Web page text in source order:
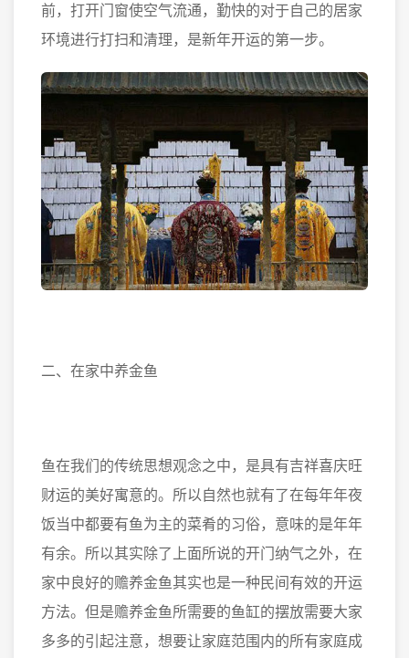
前，打开门窗使空气流通，勤快的对于自己的居家
环境进行打扫和清理，是新年开运的第一步。
二、在家中养金鱼
鱼在我们的传统思想观念之中，是具有吉祥喜庆旺
财运的美好寓意的。所以自然也就有了在每年年夜
饭当中都要有鱼为主的菜肴的习俗，意味的是年年
有余。所以其实除了上面所说的开门纳气之外，在
家中良好的赡养金鱼其实也是一种民间有效的开运
方法。但是赡养金鱼所需要的鱼缸的摆放需要大家
多多的引起注意，想要让家庭范围内的所有家庭成